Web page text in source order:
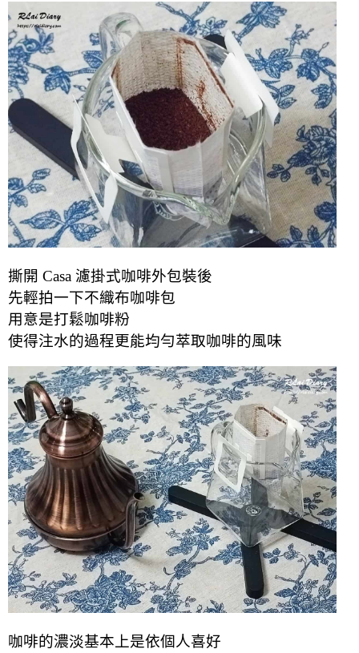
撕開 Casa 濾掛式咖啡外包裝後
先輕拍一下不織布咖啡包
用意是打鬆咖啡粉
使得注水的過程更能均勻萃取咖啡的風味
咖啡的濃淡基本上是依個人喜好